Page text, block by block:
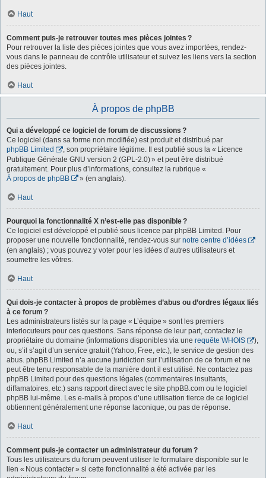
Haut
Comment puis-je retrouver toutes mes pièces jointes ?
Pour retrouver la liste des pièces jointes que vous avez importées, rendez-
vous dans le panneau de contrôle utilisateur et suivez les liens vers la section
des pièces jointes.
Haut
À propos de phpBB
Qui a développé ce logiciel de forum de discussions ?
Ce logiciel (dans sa forme non modifiée) est produit et distribué par
phpBB Limited
, son propriétaire légitime. Il est publié sous la « Licence
Publique Générale GNU version 2 (GPL-2.0) » et peut être distribué
gratuitement. Pour plus d’informations, consultez la rubrique «
À propos de phpBB
» (en anglais).
Haut
Pourquoi la fonctionnalité X n’est-elle pas disponible ?
Ce logiciel est développé et publié sous licence par phpBB Limited. Pour
proposer une nouvelle fonctionnalité, rendez-vous sur notre centre d’idées
(en anglais) ; vous pouvez y voter pour les idées d’autres utilisateurs et
soumettre les vôtres.
Haut
Qui dois-je contacter à propos de problèmes d’abus ou d’ordres légaux liés
à ce forum ?
Les administrateurs listés sur la page « L’équipe » sont les premiers
interlocuteurs pour ces questions. Sans réponse de leur part, contactez le
propriétaire du domaine (informations disponibles via une requête WHOIS
),
ou, s’il s’agit d’un service gratuit (Yahoo, Free, etc.), le service de gestion des
abus. phpBB Limited n’a aucune juridiction sur l’utilisation de ce forum et ne
peut être tenu responsable de la manière dont il est utilisé. Ne contactez pas
phpBB Limited pour des questions légales (commentaires insultants,
diffamatoires, etc.) sans rapport direct avec le site phpBB.com ou le logiciel
phpBB lui-même. Les e-mails à propos d’une utilisation tierce de ce logiciel
obtiennent généralement une réponse laconique, ou pas de réponse.
Haut
Comment puis-je contacter un administrateur du forum ?
Tous les utilisateurs du forum peuvent utiliser le formulaire disponible sur le
lien « Nous contacter » si cette fonctionnalité a été activée par les